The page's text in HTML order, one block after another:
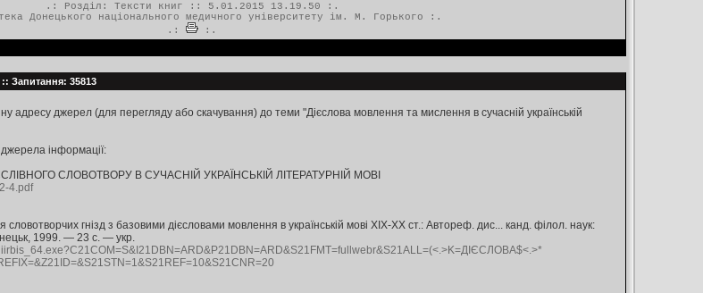
.: Розділ: Тексти книг :: 5.01.2015 13.19.50 :.
Донецького національного медичного університету ім. М. Горького :.
.:
:.
Запитання: 35813
адресу джерел (для перегляду або скачування) до теми "Дієслова мовлення та мислення в сучасній українській
інформації:
СЛОВОТВОРУ В СУЧАСНІЙ УКРАЇНСЬКІЙ ЛІТЕРАТУРНІЙ МОВІ
4.pdf
словотворчих гнізд з базовими дієсловами мовлення в українській мові ХIХ-ХХ ст.: Автореф. дис... канд. філол. наук:
1999. — 23 с. — укp.